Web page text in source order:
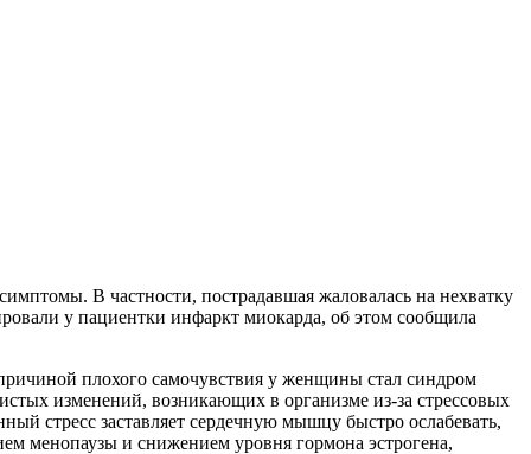
В частности, пострадавшая жаловалась на нехватку
у пациентки инфаркт миокарда, об этом сообщила
плохого самочувствия у женщины стал синдром
изменений, возникающих в организме из-за стрессовых
стресс заставляет сердечную мышцу быстро ослабевать,
менопаузы и снижением уровня гормона эстрогена,